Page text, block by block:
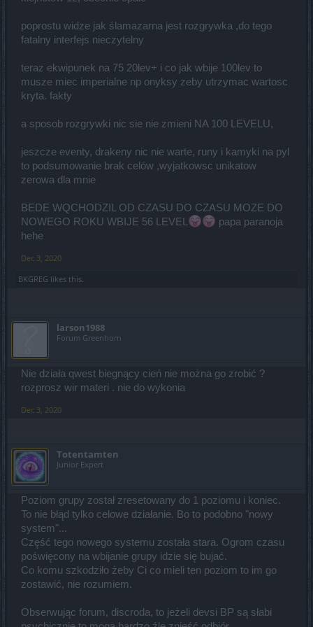
poprostu widze jak ślamazarna jest rozgrywka ,do tego
fatalny interfejs nieczytelny
teraz ekwipunek na 75 20lev+ i co jak wbije 100lev to
musze miec imperialne np onyksy zeby utrzymac wartosc
kryta. fakty
a sposob rozgrywki nic sie nie zmieni NA 100 LEVELU,
jeszcze eventy, drakeny nic nie warte, runy i kamyki na pyl
to podsumowanie brak celów ,wyjatkowsc unikatow
zerowa dla mnie
BEDE WQCHODZIL OD CZASU DO CZASU MOZE DO
NOWEGO ROKU WBIJE 56 LEVEL
papa paranoja
hehe
Dec 3, 2020
BKGREG likes this.
larson1988
Forum Greenhorn
Nie działa qwest biegnący cień nie można go zrobić ?
rozprosz wir materi . nie do wykonia
Dec 3, 2020
Totentamten
Junior Expert
Poziom grupy został zresetowany do 1 poziomu i koniec.
To nie błąd tylko celowe działanie. Bo to podobno "nowy
system"...
Część tego nowego systemu została stara. Ogrom czasu
poświęcony na wbijanie grupy idzie się bujać.
Co komu szkodziło żeby Ci co mieli ten poziom to im go
zostawić, nie rozumiem.
Obserwując forum, discroda, to jeżeli devsi BP są słabi